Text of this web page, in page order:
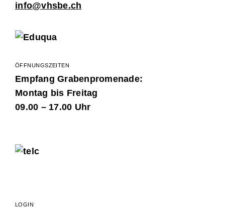
info@vhsbe.ch
ÖFFNUNGSZEITEN
Empfang Grabenpromenade:
Montag bis Freitag
09.00 – 17.00 Uhr
LOGIN